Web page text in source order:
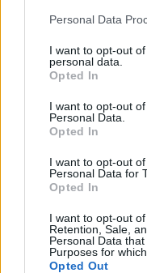
Personal Data
I want to opt-out
personal data.
Opted In
I want to opt-out
Personal Data.
Opted In
I want to opt-out
Personal Data for
Opted In
I want to opt-out
Retention, Sale,
Personal Data
Purposes for
Opted Out
αυξημένες και από
καιρός. Στις
κατά τόπους και
ορατότητα θα είναι
Οι άνεμοι θα
νοτιοανατολικοί 4
στα ανατολικά από
μποφόρ. Η